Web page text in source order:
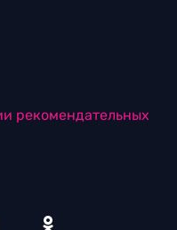
рекомендательных